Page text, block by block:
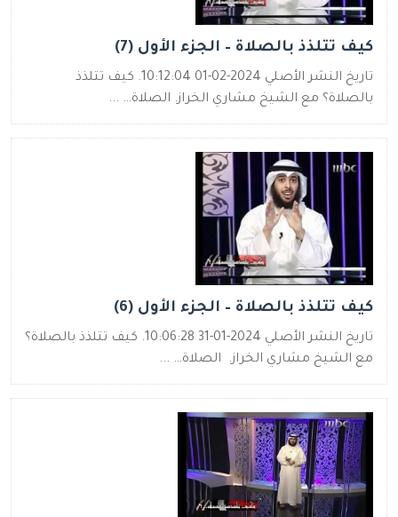
كيف تتلذذ بالصلاة – الجزء الأول (7)
تاريخ النشر الأصلي 2024-02-01 10:12:04. كيف تتلذذ
بالصلاة؟ مع الشيخ مشاري الخراز. الصلاة… ...
كيف تتلذذ بالصلاة – الجزء الأول (6)
تاريخ النشر الأصلي 2024-01-31 10:06:28. كيف تتلذذ بالصلاة؟
مع الشيخ مشاري الخراز. الصلاة… ...